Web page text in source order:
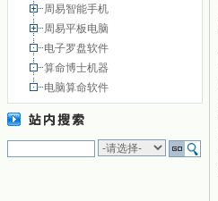
周易智能手机
周易平板电脑
电子罗盘软件
算命博士机器
电脑算命软件